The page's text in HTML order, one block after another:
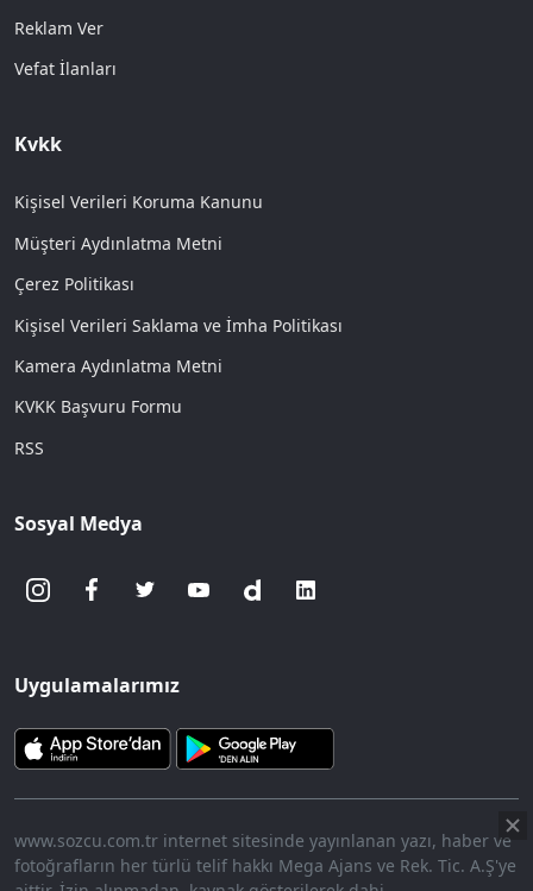
Reklam Ver
Vefat İlanları
Kvkk
Kişisel Verileri Koruma Kanunu
Müşteri Aydınlatma Metni
Çerez Politikası
Kişisel Verileri Saklama ve İmha Politikası
Kamera Aydınlatma Metni
KVKK Başvuru Formu
RSS
Sosyal Medya
Uygulamalarımız
www.sozcu.com.tr internet sitesinde yayınlanan yazı, haber ve
fotoğrafların her türlü telif hakkı Mega Ajans ve Rek. Tic. A.Ş'ye